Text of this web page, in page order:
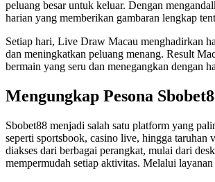
peluang besar untuk keluar. Dengan
harian yang memberikan gambaran lengkap
Setiap hari, Live Draw Macau menghadirkan
dan meningkatkan peluang menang. Result
bermain yang seru dan menegangkan dengan
Mengungkap Pesona
Sbobet88 menjadi salah satu platform yang
seperti sportsbook, casino live, hingga taruhan
diakses dari berbagai perangkat, mulai dari
mempermudah setiap aktivitas. Melalui